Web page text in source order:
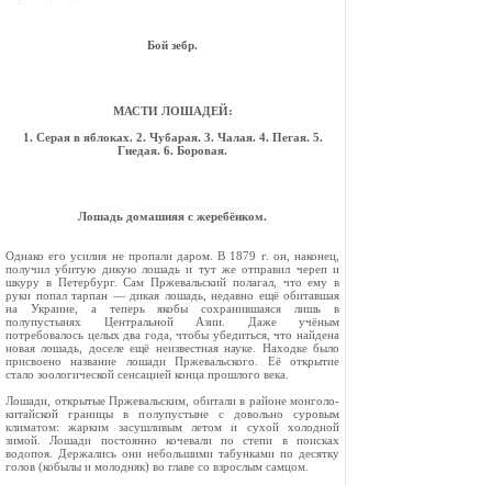
Бой зебр.
МАСТИ ЛОШАДЕЙ:
1. Серая в яблоках. 2. Чубарая. 3. Чалая. 4. Пегая. 5.
Гнедая. 6. Боровая.
Лошадь домашняя с жеребёнком.
Однако его усилия не пропали даром. В 1879 г. он, наконец,
получил убитую дикую лошадь и тут же отпра­вил череп и
шкуру в Петербург. Сам Пржевальский полагал, что ему в
руки попал тарпан — дикая лошадь, недавно ещё обитавшая
на Украине, а теперь якобы сохранившаяся лишь в
полупустынях Центральной Азии. Даже учёным
потребовалось целых два года, что­бы убедиться, что найдена
новая лошадь, доселе ещё неизвестная науке. Находке было
присвоено название лошади Пржевальского. Её открытие
стало зоологичес­кой сенсацией конца прошлого века.
Лошади, открытые Пржевальским, обитали в районе монголо-
китайской границы в полупустыне с довольно суровым
климатом: жарким засушливым летом и сухой холодной
зимой. Лошади постоянно кочевали по степи в поисках
водопоя. Держались они небольшими табунками по десятку
голов (кобылы и молодняк) во главе со взрослым самцом.